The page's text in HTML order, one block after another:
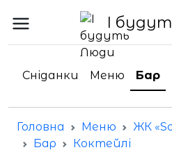
І
Сніданки Меню Бар
Головна Меню
ЖК
Бар
Коктейлі